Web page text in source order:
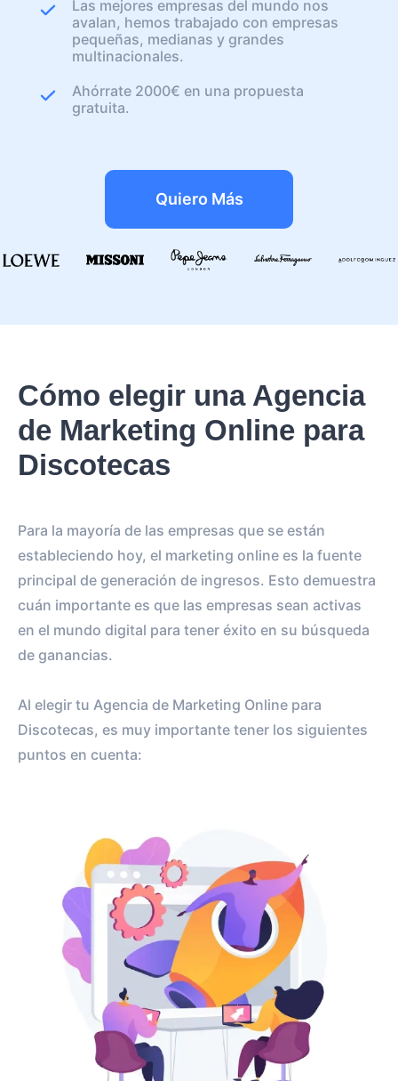
Las mejores empresas del mundo nos
avalan, hemos trabajado con empresas
pequeñas, medianas y grandes
multinacionales.
Ahórrate 2000€ en una propuesta
gratuita.
Quiero Más
Cómo elegir una Agencia
de Marketing Online para
Discotecas
Para la mayoría de las empresas que se están
estableciendo hoy, el marketing online es la fuente
principal de generación de ingresos. Esto demuestra
cuán importante es que las empresas sean activas
en el mundo digital para tener éxito en su búsqueda
de ganancias.
Al elegir tu Agencia de Marketing Online para
Discotecas, es muy importante tener los siguientes
puntos en cuenta: